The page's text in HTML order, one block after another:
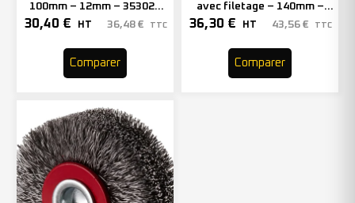
100mm – 12mm – 353029
(x10)
30,40 € HT 36,48 € TTC
Comparer
avec filetage – 140mm –
Grain 60 – 353120 (x1)
36,30 € HT 43,56 € TTC
Comparer